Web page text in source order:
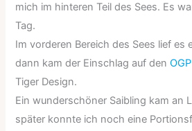
mich im hinteren Teil des Sees. Es
Tag.
Im vorderen Bereich des Sees lief es
dann kam der Einschlag auf den
Tiger Design.
Ein wunderschöner Saibling kam an
später konnte ich noch eine